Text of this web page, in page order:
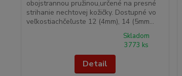
obojstrannou pružinou,určené na presné
strihanie nechtovej kožičky. Dostupné vo
veľkostiachčeľuste 12 (4mm), 14 (5mm...
Skladom
3773 ks
Detail